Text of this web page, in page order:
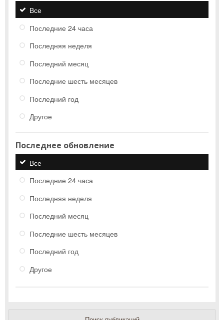
Все
Последние 24 часа
Последняя неделя
Последний месяц
Последние шесть месяцев
Последний год
Другое
Последнее обновление
Все
Последние 24 часа
Последняя неделя
Последний месяц
Последние шесть месяцев
Последний год
Другое